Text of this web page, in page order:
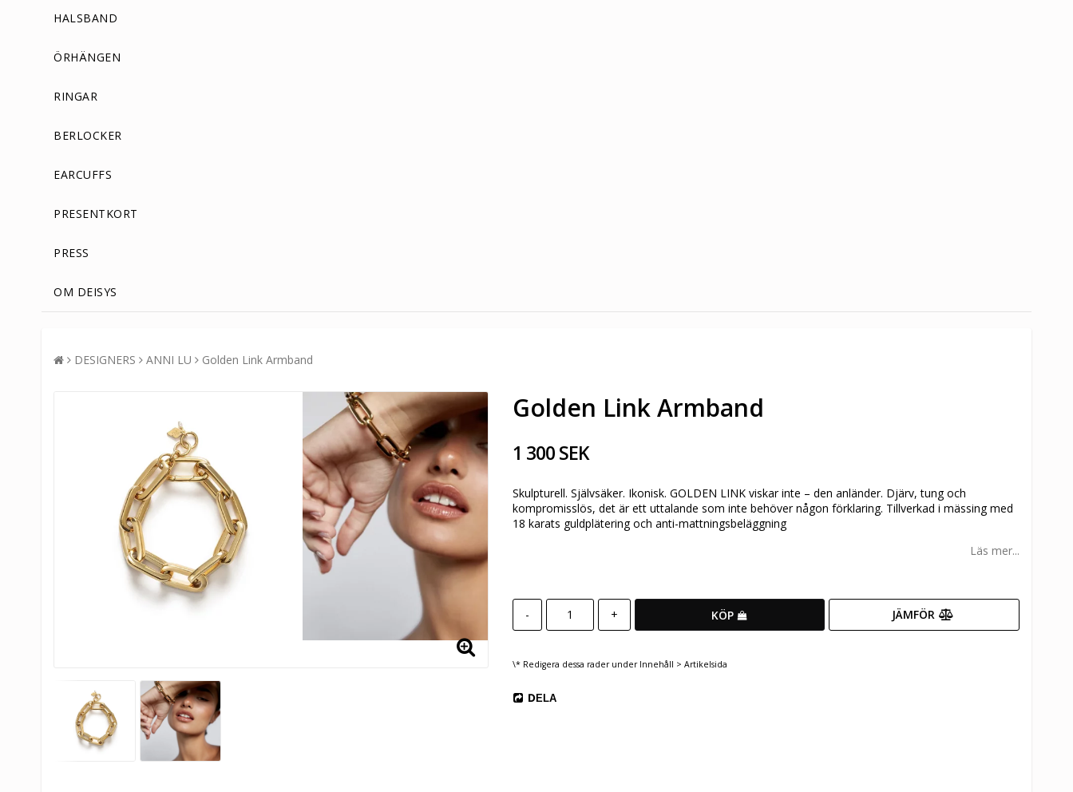
HALSBAND
ÖRHÄNGEN
RINGAR
BERLOCKER
EARCUFFS
PRESENTKORT
PRESS
OM DEISYS
DESIGNERS ANNI LU Golden Link Armband
Golden Link Armband
1 300 SEK
Skulpturell. Självsäker. Ikonisk. GOLDEN LINK viskar inte – den anländer. Djärv, tung och
kompromisslös, det är ett uttalande som inte behöver någon förklaring. Tillverkad i mässing med
18 karats guldplätering och anti-mattningsbeläggning
Läs mer...
- + KÖP JÄMFÖR
\* Redigera dessa rader under Innehåll > Artikelsida
DELA